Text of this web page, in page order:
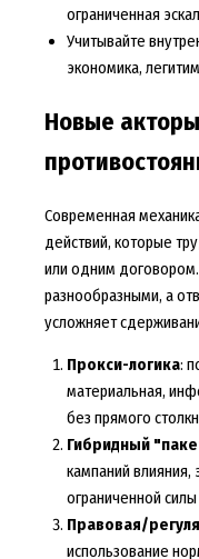
ограниченная
Учитывайте
экономика,
Новые
Современная
действий, которые
или одним
разнообразными, а
усложняет
Прокси-логика:
материальная,
без прямого
Гибридный
кампаний влияния,
ограниченной
Правовая/
использование